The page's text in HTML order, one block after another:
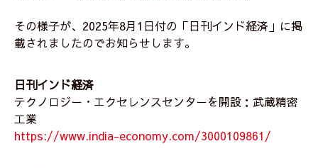
その様子が、2025年8月1日付の「日刊インド経済」に掲
載されましたのでお知らせします。
日刊インド経済
テクノロジー・エクセレンスセンターを開設：武蔵精密
工業
https://www.india-economy.com/3000109861/